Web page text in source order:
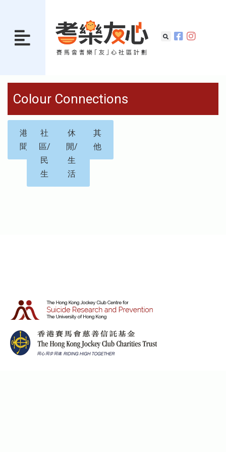
Colour Connections
港
聞
社
區/
民
生
休
閒/
生
活
其
他